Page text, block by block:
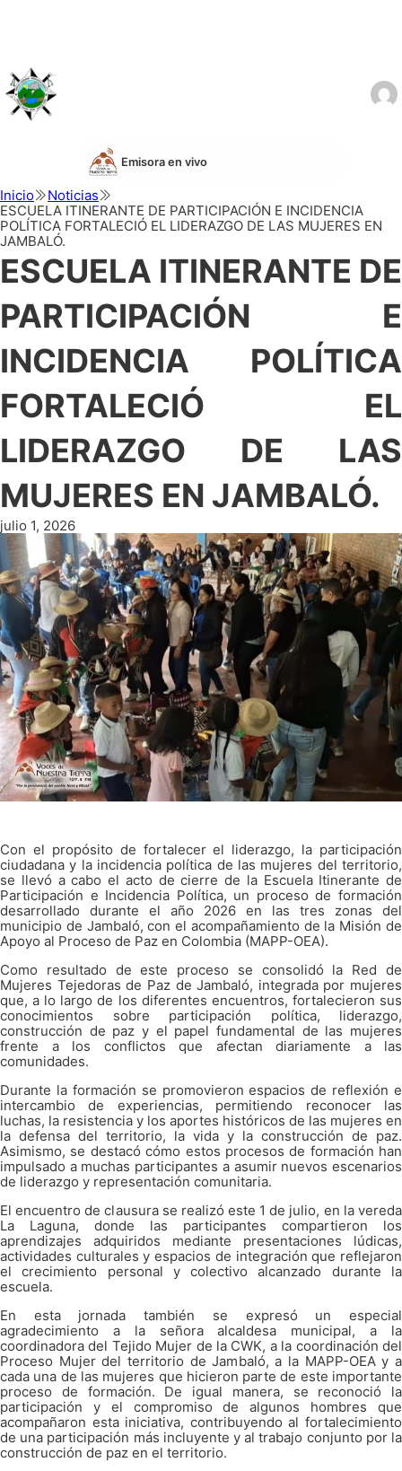
Emisora en vivo
Inicio
Noticias
ESCUELA ITINERANTE DE PARTICIPACIÓN E INCIDENCIA
POLÍTICA FORTALECIÓ EL LIDERAZGO DE LAS MUJERES EN
JAMBALÓ.
ESCUELA ITINERANTE DE
PARTICIPACIÓN E
INCIDENCIA POLÍTICA
FORTALECIÓ EL
LIDERAZGO DE LAS
MUJERES EN JAMBALÓ.
julio 1, 2026
Con el propósito de fortalecer el liderazgo, la participación
ciudadana y la incidencia política de las mujeres del territorio,
se llevó a cabo el acto de cierre de la Escuela Itinerante de
Participación e Incidencia Política, un proceso de formación
desarrollado durante el año 2026 en las tres zonas del
municipio de Jambaló, con el acompañamiento de la Misión de
Apoyo al Proceso de Paz en Colombia (MAPP-OEA).
Como resultado de este proceso se consolidó la Red de
Mujeres Tejedoras de Paz de Jambaló, integrada por mujeres
que, a lo largo de los diferentes encuentros, fortalecieron sus
conocimientos sobre participación política, liderazgo,
construcción de paz y el papel fundamental de las mujeres
frente a los conflictos que afectan diariamente a las
comunidades.
Durante la formación se promovieron espacios de reflexión e
intercambio de experiencias, permitiendo reconocer las
luchas, la resistencia y los aportes históricos de las mujeres en
la defensa del territorio, la vida y la construcción de paz.
Asimismo, se destacó cómo estos procesos de formación han
impulsado a muchas participantes a asumir nuevos escenarios
de liderazgo y representación comunitaria.
El encuentro de clausura se realizó este 1 de julio, en la vereda
La Laguna, donde las participantes compartieron los
aprendizajes adquiridos mediante presentaciones lúdicas,
actividades culturales y espacios de integración que reflejaron
el crecimiento personal y colectivo alcanzado durante la
escuela.
En esta jornada también se expresó un especial
agradecimiento a la señora alcaldesa municipal, a la
coordinadora del Tejido Mujer de la CWK, a la coordinación del
Proceso Mujer del territorio de Jambaló, a la MAPP-OEA y a
cada una de las mujeres que hicieron parte de este importante
proceso de formación. De igual manera, se reconoció la
participación y el compromiso de algunos hombres que
acompañaron esta iniciativa, contribuyendo al fortalecimiento
de una participación más incluyente y al trabajo conjunto por la
construcción de paz en el territorio.